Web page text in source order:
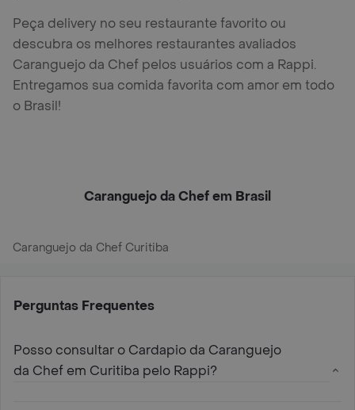
Peça delivery no seu restaurante favorito ou
descubra os melhores restaurantes avaliados
Caranguejo da Chef pelos usuários com a Rappi.
Entregamos sua comida favorita com amor em todo
o Brasil!
Caranguejo da Chef em Brasil
Caranguejo da Chef Curitiba
Perguntas Frequentes
Posso consultar o Cardapio da Caranguejo
da Chef em Curitiba pelo Rappi?